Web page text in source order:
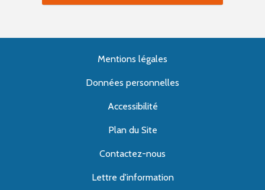
Mentions légales
Données personnelles
Accessibilité
Plan du Site
Contactez-nous
Lettre d'information